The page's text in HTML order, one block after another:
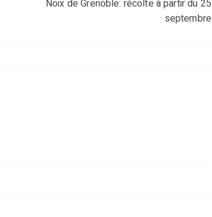
Noix de Grenoble: récolte à partir du 25
septembre